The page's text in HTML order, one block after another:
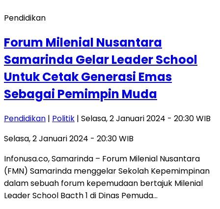
Pendidikan
Forum Milenial Nusantara
Samarinda Gelar Leader School
Untuk Cetak Generasi Emas
Sebagai Pemimpin Muda
Pendidikan | Politik | Selasa, 2 Januari 2024 - 20:30 WIB
Selasa, 2 Januari 2024 - 20:30 WIB
Infonusa.co, Samarinda – Forum Milenial Nusantara
(FMN) Samarinda menggelar Sekolah Kepemimpinan
dalam sebuah forum kepemudaan bertajuk Milenial
Leader School Bacth 1 di Dinas Pemuda…